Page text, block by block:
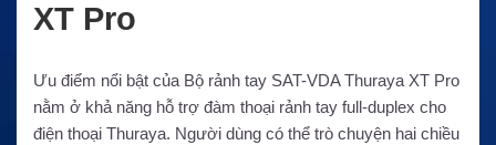
XT Pro
Ưu điểm nổi bật của Bộ rảnh tay SAT-VDA Thuraya XT Pro
nằm ở khả năng hỗ trợ đàm thoại rảnh tay full-duplex cho
điện thoại Thuraya. Người dùng có thể trò chuyện hai chiều